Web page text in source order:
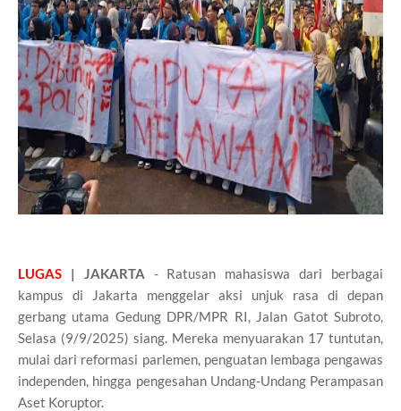
LUGAS | JAKARTA - Ratusan mahasiswa dari berbagai
kampus di Jakarta menggelar aksi unjuk rasa di depan
gerbang utama Gedung DPR/MPR RI, Jalan Gatot Subroto,
Selasa (9/9/2025) siang. Mereka menyuarakan 17 tuntutan,
mulai dari reformasi parlemen, penguatan lembaga pengawas
independen, hingga pengesahan Undang-Undang Perampasan
Aset Koruptor.